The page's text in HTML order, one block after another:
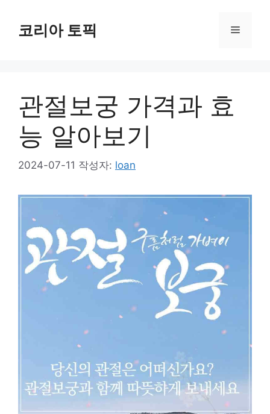
코리아 토픽 메
관절보궁 가격과 효
능 알아보기
2024-07-11 작성자: loan